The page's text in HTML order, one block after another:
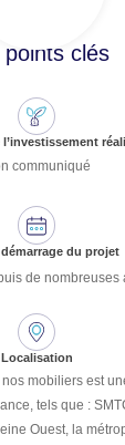
points clés
l’investissement
communiqué
du projet
de nombreuses
Localisation
mobiliers est
tels que :
Ouest, la